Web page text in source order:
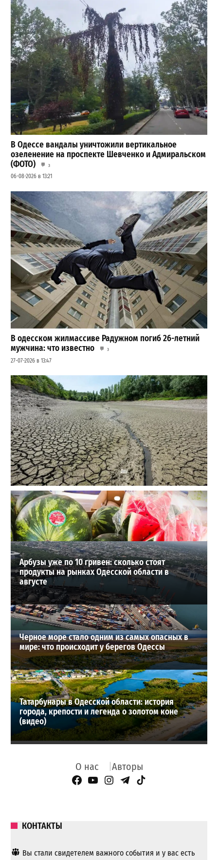
В Одессе вандалы уничтожили вертикальное
озеленение на проспекте Шевченко и Адмиральском
(ФОТО)
3
06-08-2026 в 13:21
В одесском жилмассиве Радужном погиб 26-летний
мужчина: что известно
3
27-07-2026 в 13:47
Днестр рекордно обмелел: одесситов просят срочно
экономить воду
2
29-07-2026 в 19:28
ВИБОР РЕДАКЦИИ
Арбузы уже по 10 гривен: сколько стоят
продукты на рынках Одесской области в
августе
Черное море стало одним из самых опасных в
мире: что происходит у берегов Одессы
Татарбунары в Одесской области: история
города, крепости и легенда о золотом коне
(видео)
О нас Авторы
Facebook Page
YouTube
Instagram
Telegram
TikTok
КОНТАКТЫ
Вы стали свидетелем важного события и у вас есть